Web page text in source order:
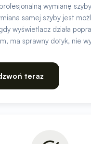
wymianę
samej szyby jest
wyświetlacz działa
ma sprawny dotyk, nie
teraz